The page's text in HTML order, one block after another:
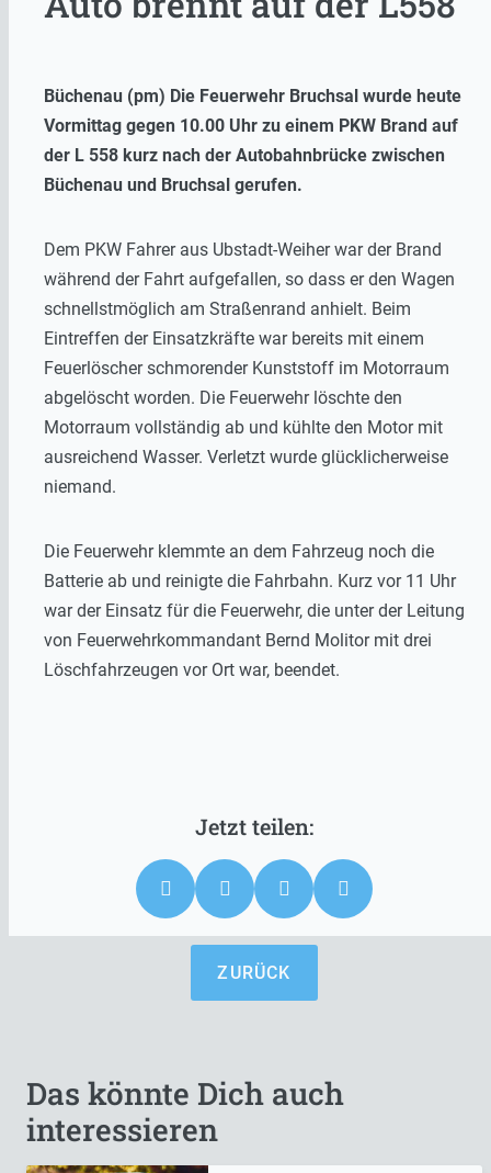
Büchenau (pm) Die Feuerwehr Bruchsal wurde heute
Vormittag gegen 10.00 Uhr zu einem PKW Brand auf
der L 558 kurz nach der Autobahnbrücke zwischen
Büchenau und Bruchsal gerufen.
Dem PKW Fahrer aus Ubstadt-Weiher war der Brand
während der Fahrt aufgefallen, so dass er den Wagen
schnellstmöglich am Straßenrand anhielt. Beim
Eintreffen der Einsatzkräfte war bereits mit einem
Feuerlöscher schmorender Kunststoff im Motorraum
abgelöscht worden. Die Feuerwehr löschte den
Motorraum vollständig ab und kühlte den Motor mit
ausreichend Wasser. Verletzt wurde glücklicherweise
niemand.
Die Feuerwehr klemmte an dem Fahrzeug noch die
Batterie ab und reinigte die Fahrbahn. Kurz vor 11 Uhr
war der Einsatz für die Feuerwehr, die unter der Leitung
von Feuerwehrkommandant Bernd Molitor mit drei
Löschfahrzeugen vor Ort war, beendet.
ZURÜCK
Das könnte Dich auch
interessieren